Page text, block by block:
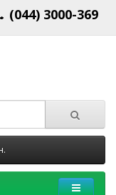
(044) 3000-369